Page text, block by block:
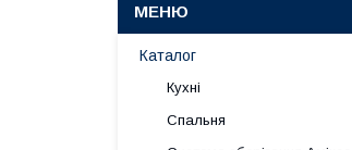
Каталог
Кухні
Спальня